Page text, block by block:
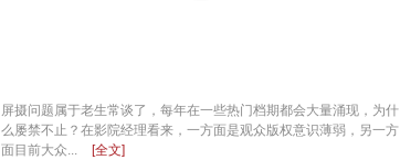
屏摄问题属于老生常谈了，每年在一些热门档期都会大量涌现，为什
么屡禁不止？在影院经理看来，一方面是观众版权意识薄弱，另一方
面目前大众...
[全文]